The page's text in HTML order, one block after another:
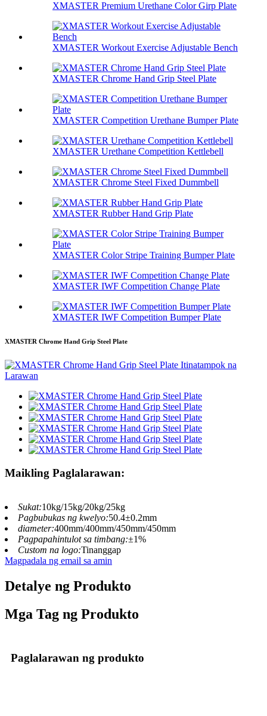
XMASTER Premium Urethane Color Girp Plate
XMASTER Workout Exercise Adjustable Bench
XMASTER Chrome Hand Grip Steel Plate
XMASTER Competition Urethane Bumper Plate
XMASTER Urethane Competition Kettlebell
XMASTER Chrome Steel Fixed Dummbell
XMASTER Rubber Hand Grip Plate
XMASTER Color Stripe Training Bumper Plate
XMASTER IWF Competition Change Plate
XMASTER IWF Competition Bumper Plate
XMASTER Chrome Hand Grip Steel Plate
Maikling Paglalarawan:
Sukat:10kg/15kg/20kg/25kg
Pagbubukas ng kwelyo:50.4±0.2mm
diameter:400mm/400mm/450mm/450mm
Pagpapahintulot sa timbang:±1%
Custom na logo:Tinanggap
Magpadala ng email sa amin
Detalye ng Produkto
Mga Tag ng Produkto
Paglalarawan ng produkto